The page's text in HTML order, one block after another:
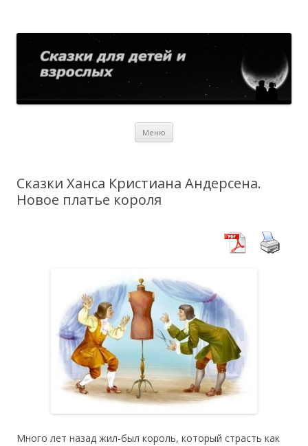
Меню
Сказки Ханса Кристиана Андерсена.
Новое платье короля
Много лет назад жил-был король, который страсть как